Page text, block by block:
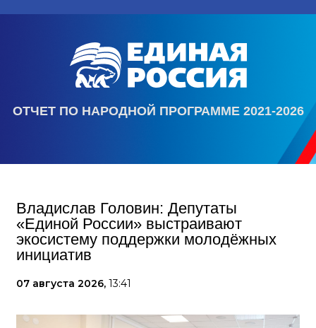
ОТЧЕТ ПО НАРОДНОЙ ПРОГРАММЕ 2021-2026
Владислав Головин: Депутаты
«Единой России» выстраивают
экосистему поддержки молодёжных
инициатив
07 августа 2026, 13:41